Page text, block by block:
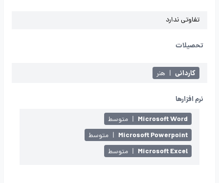
تفاوتی ندارد
تحصیلات
کاردانی | هنر
نرم افزارها
Microsoft Word
| متوسط
Microsoft Powerpoint
| متوسط
Microsoft Excel
| متوسط